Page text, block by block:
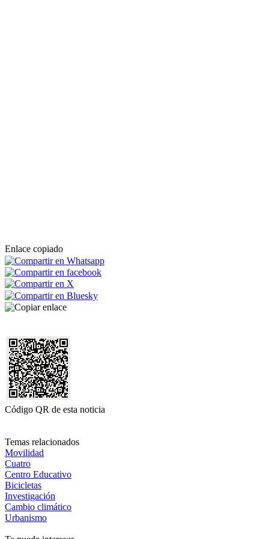
Enlace copiado
Código QR de esta noticia
Temas relacionados
Movilidad
Cuatro
Centro Educativo
Bicicletas
Investigación
Cambio climático
Urbanismo